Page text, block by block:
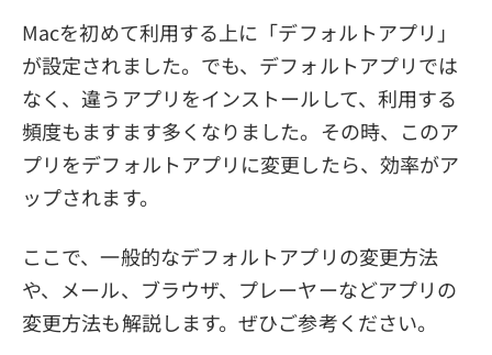
返金について
Macを初めて利用する上に「デフォルトアプリ」
が設定されました。でも、デフォルトアプリでは
なく、違うアプリをインストールして、利用する
頻度もますます多くなりました。その時、このア
プリをデフォルトアプリに変更したら、効率がア
ップされます。
ここで、一般的なデフォルトアプリの変更方法
や、メール、ブラウザ、プレーヤーなどアプリの
変更方法も解説します。ぜひご参考ください。